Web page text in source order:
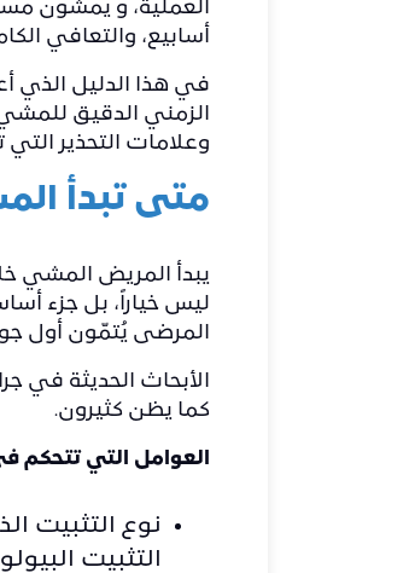
أسابيع، والتعافي الكامل يكتمل بين 3 و6 أشهر
في هذا الدليل الذي
الزمني الدقيق للمشي
وعلامات التحذير
متى تبدأ
ليس خياراً، بل جزء
المرضى يُتمّون أول
الأبحاث الحديثة في
كما يظن كثيرون.
العوامل التي تتحكم
نوع التثبيت
التثبيت